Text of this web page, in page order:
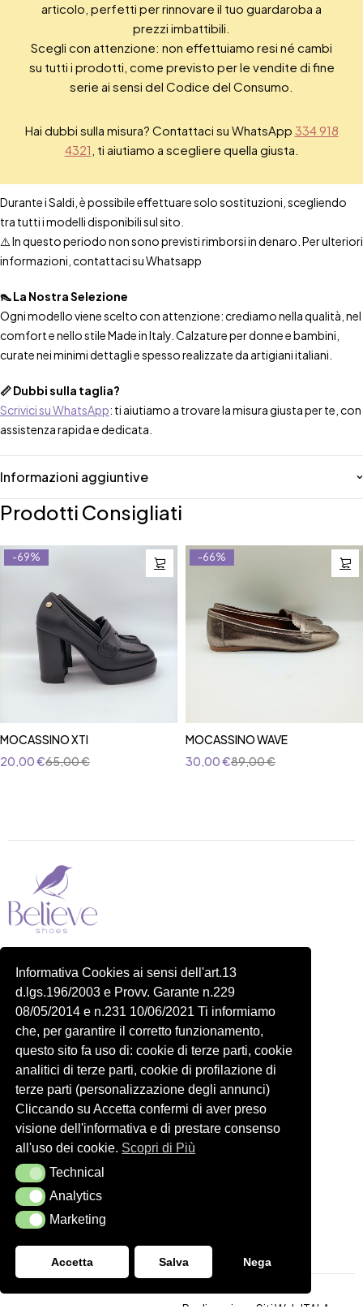
Informativa Cookies ai sensi dell'art.13
d.lgs.196/2003 e Provv. Garante n.229
08/05/2014 e n.231 10/06/2021 Ti informiamo
che, per garantire il corretto funzionamento,
questo sito fa uso di: cookie di terze parti, cookie
analitici di terze parti, cookie di profilazione di
terze parti (personalizzazione degli annunci)
Cliccando su Accetta confermi di aver preso
visione dell'informativa e di prestare consenso
all'uso dei cookie. Scopri di Più
Technical
Technical
Analytics
Analytics
Marketing
Marketing
Accetta Salva Nega
articolo, perfetti per rinnovare il tuo guardaroba a
prezzi imbattibili.
Scegli con attenzione: non effettuiamo resi né cambi
su tutti i prodotti, come previsto per le vendite di fine
serie ai sensi del Codice del Consumo.
Hai dubbi sulla misura? Contattaci su WhatsApp 334 918
4321 , ti aiutiamo a scegliere quella giusta.
Durante i Saldi, è possibile effettuare solo sostituzioni, scegliendo
tra tutti i modelli disponibili sul sito.
⚠️ In questo periodo non sono previsti rimborsi in denaro. Per ulteriori
informazioni, contattaci su Whatsapp
👠 La Nostra Selezione
Ogni modello viene scelto con attenzione: crediamo nella qualità, nel
comfort e nello stile Made in Italy. Calzature per donne e bambini,
curate nei minimi dettagli e spesso realizzate da artigiani italiani.
📏 Dubbi sulla taglia?
Scrivici su WhatsApp: ti aiutiamo a trovare la misura giusta per te, con
assistenza rapida e dedicata.
Informazioni aggiuntive
Prodotti Consigliati
-69%
MOCASSINO XTI
65,00€
20,00€
-66%
MOCASSINO WAVE
89,00€
30,00€
P.IVA 14822091006
N.REA: RM-1548401
C.SOCIALE: €10,00
334 918 4321
Shop
Donna
Bambini
Account
Carrello
Profilo
Ordini
Wishlist